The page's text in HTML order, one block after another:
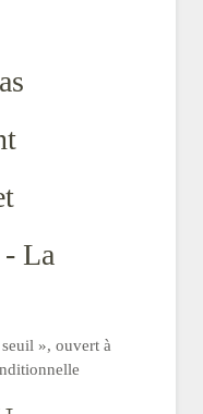
- La
», ouvert à